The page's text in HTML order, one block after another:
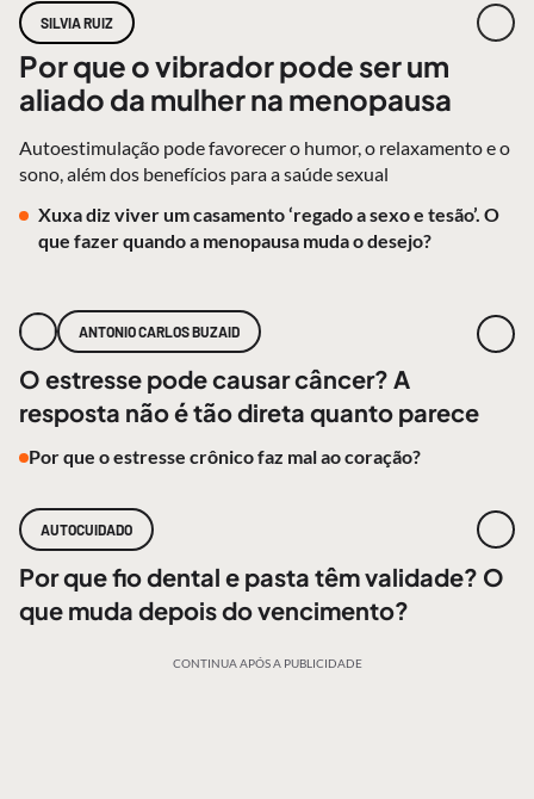
SILVIA RUIZ
Por que o vibrador pode ser um
aliado da mulher na menopausa
Autoestimulação pode favorecer o humor, o relaxamento e o
sono, além dos benefícios para a saúde sexual
Xuxa diz viver um casamento ‘regado a sexo e tesão’. O
que fazer quando a menopausa muda o desejo?
ANTONIO CARLOS BUZAID
O estresse pode causar câncer? A
resposta não é tão direta quanto parece
Por que o estresse crônico faz mal ao coração?
AUTOCUIDADO
Por que fio dental e pasta têm validade? O
que muda depois do vencimento?
CONTINUA APÓS A PUBLICIDADE